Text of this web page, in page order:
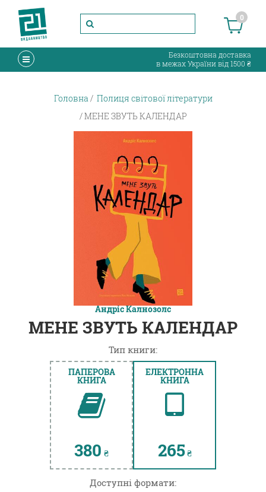
0
Безкоштовна доставка
в межах України від 1500 ₴
Головна
Полиця світової літератури
МЕНЕ ЗВУТЬ КАЛЕНДАР
Андріс Калнозолс
МЕНЕ ЗВУТЬ КАЛЕНДАР
Тип книги:
ПАПЕРОВА
КНИГА
380 ₴
ЕЛЕКТРОННА
КНИГА
265₴
Доступні формати: